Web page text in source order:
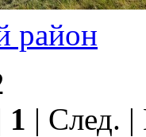
район
1 | След.